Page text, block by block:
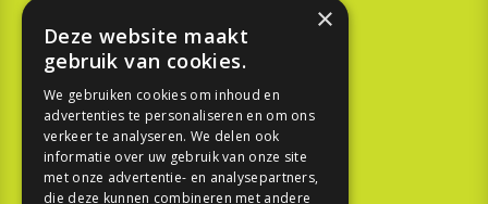
KOOPGIDS
TESTEN
SPORT
×
Deze website maakt
gebruik van cookies.
We gebruiken cookies om inhoud en
advertenties te personaliseren en om ons
verkeer te analyseren. We delen ook
informatie over uw gebruik van onze site
met onze advertentie- en analysepartners,
die deze kunnen combineren met andere